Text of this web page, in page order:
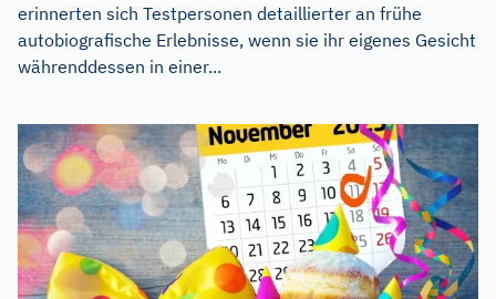
erinnerten sich Testpersonen detaillierter an frühe
autobiografische Erlebnisse, wenn sie ihr eigenes Gesicht
währenddessen in einer...